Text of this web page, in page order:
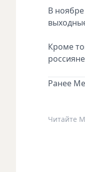
В
Кроме
Ранее
Читайте